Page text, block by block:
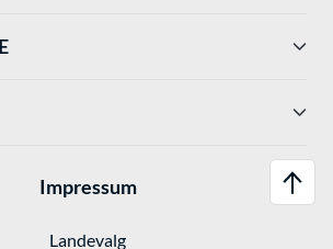
Impressum
Landevalg